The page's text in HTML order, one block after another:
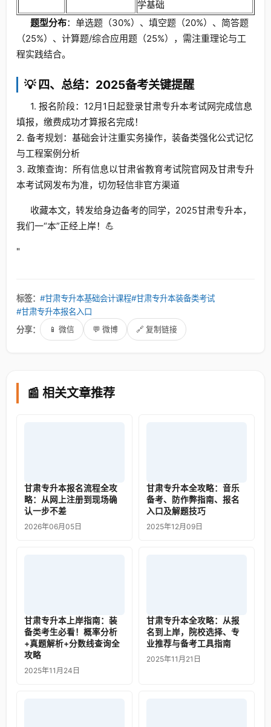
学基础
题型分布：单选题（30%）、填空题（20%）、简答题
（25%）、计算题/综合应用题（25%），需注重理论与工
程实践结合。
💡 四、总结：2025备考关键提醒
1. 报名阶段：12月1日起登录甘肃专升本考试网完成信息
填报，缴费成功才算报名完成！
2. 备考规划：基础会计注重实务操作，装备类强化公式记忆
与工程案例分析
3. 政策查询：所有信息以甘肃省教育考试院官网及甘肃专升
本考试网发布为准，切勿轻信非官方渠道
收藏本文，转发给身边备考的同学，2025甘肃专升本，
我们一“本”正经上岸！💪
"
标签： #甘肃专升本基础会计课程#甘肃专升本装备类考试
#甘肃专升本报名入口
分享：
📱 微信 💬 微博 🔗 复制链接
📰 相关文章推荐
甘肃专升本报名流程全攻
略：从网上注册到现场确
认一步不差
2026年06月05日
甘肃专升本全攻略：音乐
备考、防作弊指南、报名
入口及解题技巧
2025年12月09日
甘肃专升本上岸指南：装
备类考生必看！概率分析
+真题解析+分数线查询全
攻略
2025年11月24日
甘肃专升本全攻略：从报
名到上岸，院校选择、专
业推荐与备考工具指南
2025年11月21日